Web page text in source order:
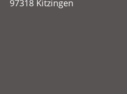
97318 Kitzingen